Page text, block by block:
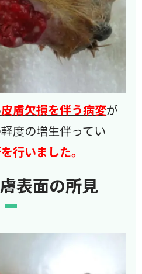
皮膚欠損を伴う病変が
度の増生伴ってい
行いました。
表面の所見